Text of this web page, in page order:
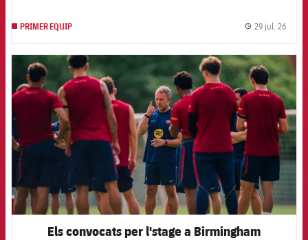
PRIMER EQUIP 29 jul. 26
FCB Barcelona badge
Els convocats per l'stage a Birmingham